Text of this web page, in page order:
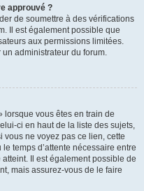
approuvé ?
de soumettre à des vérifications
Il est également possible que
aux permissions limitées.
un administrateur du forum.
lorsque vous êtes en train de
ci en haut de la liste des sujets,
ne voyez pas ce lien, cette
temps d’attente nécessaire entre
Il est également possible de
mais assurez-vous de le faire